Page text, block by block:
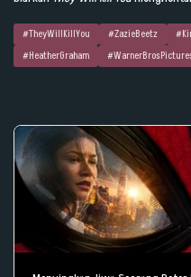
#TheyWillKillYou #ZazieBeetz
#HeatherGraham